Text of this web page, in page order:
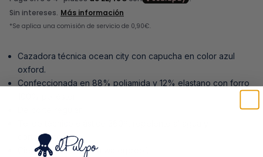
Cazadora técnica ocean city con capucha en color azul
oxford.
Confeccionada en 88% poliamida y 12% elastano con forro
cortavientos.
Cierre con cremallera waterproof.